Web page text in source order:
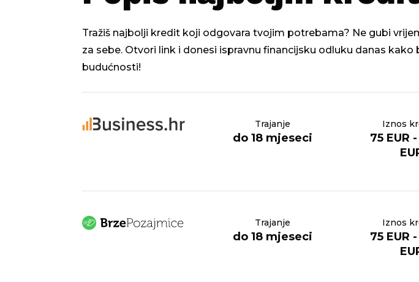
Tražiš najbolji kredit koji odgovara tvojim potrebama? Ne gubi
za sebe. Otvori link i donesi ispravnu financijsku odluku danas
budućnosti!
Trajanje
do 18 mjeseci
Iznos
75 EUR
Trajanje
do 18 mjeseci
Iznos
75 EUR